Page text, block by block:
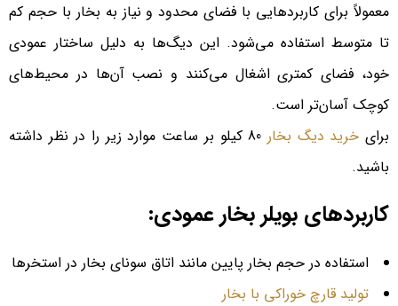
معمولاً برای کاربردهایی با فضای محدود و نیاز به بخار با حجم کم
تا متوسط استفاده می‌شود. این دیگ‌ها به دلیل ساختار عمودی
خود، فضای کمتری اشغال می‌کنند و نصب آن‌ها در محیط‌های
کوچک آسان‌تر است.
برایخرید دیگ بخار
80 کیلو بر ساعت موارد زیر را در نظر داشته
باشید.
کاربردهای بویلر بخار عمودی:
استفاده در حجم بخار پایین مانند اتاق سونای بخار در استخرها
تولید قارچ خوراکی با بخار